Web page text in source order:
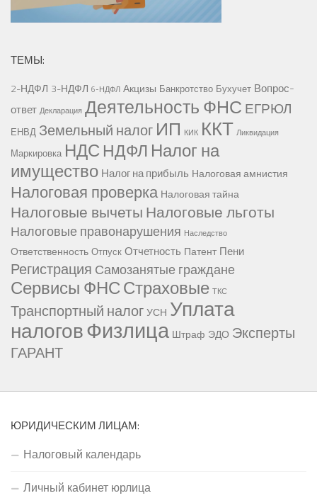
ТЕМЫ:
2-НДФЛ 3-НДФЛ 6-НДФЛ Акцизы Банкротство Бухучет Вопрос-
ответ Декларация Деятельность ФНС ЕГРЮЛ
ЕНВД Земельный налог ИП КИК ККТ Ликвидация
Маркировка НДС НДФЛ Налог на
имущество Налог на прибыль Налоговая амнистия
Налоговая проверка Налоговая тайна
Налоговые вычетыНалоговые льготы
Налоговые правонарушения Наследство
Ответственность Отпуск Отчетность Патент Пени
Регистрация Самозанятые граждане
Сервисы ФНССтраховые ТКС
Транспортный налогУСН Уплата
налоговФизлица Штраф ЭДО Эксперты
ГАРАНТ
ЮРИДИЧЕСКИМ ЛИЦАМ:
Налоговый календарь
Личный кабинет юрлица